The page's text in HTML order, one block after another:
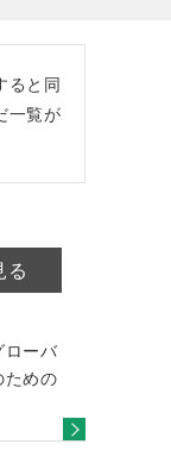
ると同
一覧が
る
ローバ
ための